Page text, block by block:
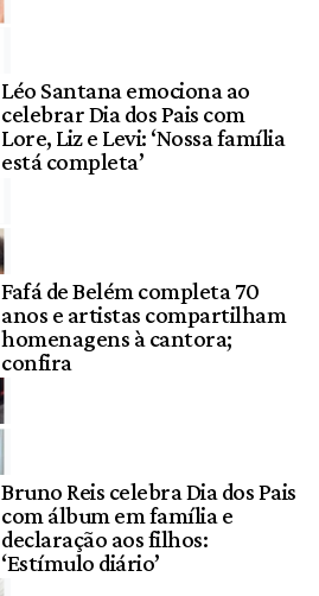
Léo Santana emociona ao
celebrar Dia dos Pais com
Lore, Liz e Levi: ‘Nossa família
está completa’
Fafá de Belém completa 70
anos e artistas compartilham
homenagens à cantora;
confira
Bruno Reis celebra Dia dos Pais
com álbum em família e
declaração aos filhos:
‘Estímulo diário’